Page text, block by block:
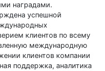
наградами.
успешной
клиентов по всему
международную
клиентов компании
поддержка, аналитика